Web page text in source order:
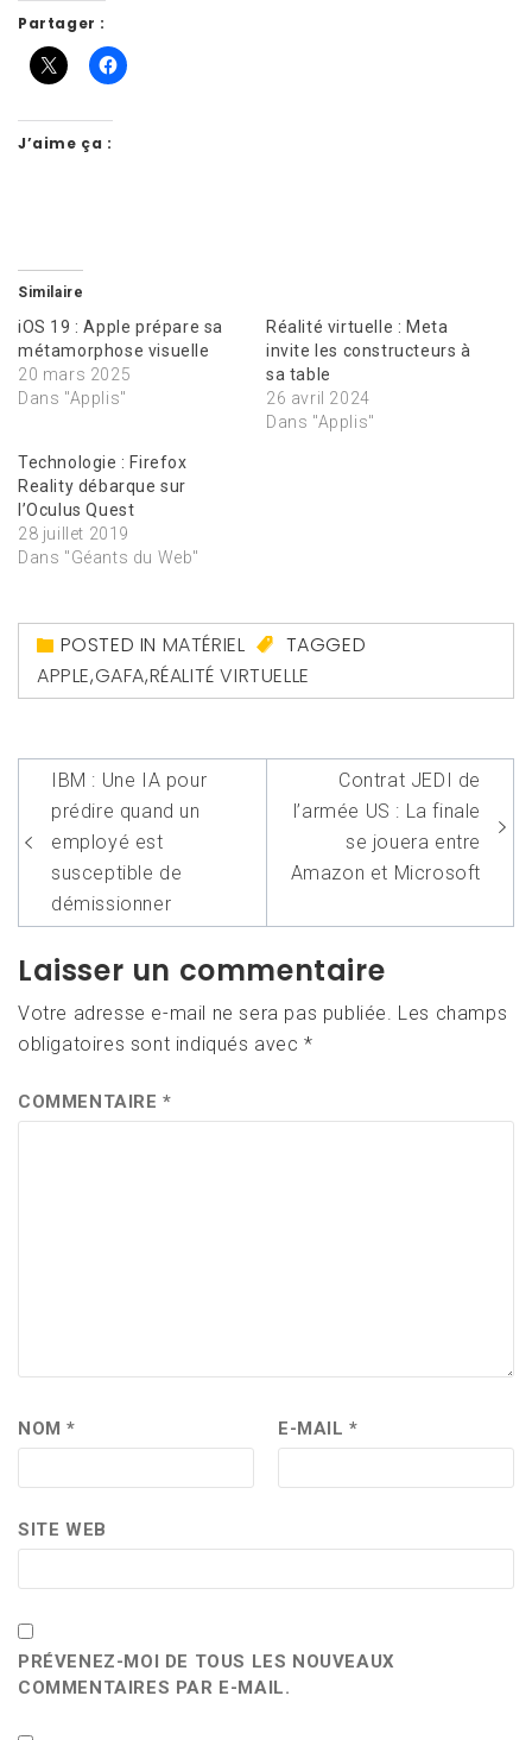
Partager :
J’aime ça :
Similaire
iOS 19 : Apple prépare sa
métamorphose visuelle
20 mars 2025
Dans "Applis"
Réalité virtuelle : Meta
invite les constructeurs à
sa table
26 avril 2024
Dans "Applis"
Technologie : Firefox
Reality débarque sur
l’Oculus Quest
28 juillet 2019
Dans "Géants du Web"
POSTED IN MATÉRIEL
TAGGED
APPLE,GAFA,RÉALITÉ VIRTUELLE
Navigation
de
l’article
IBM : Une IA pour
prédire quand un
employé est
susceptible de
démissionner
Contrat JEDI de
l’armée US : La finale
se jouera entre
Amazon et Microsoft
Laisser un commentaire
Votre adresse e-mail ne sera pas publiée. Les champs
obligatoires sont indiqués avec*
COMMENTAIRE*
NOM* E-MAIL*
SITE WEB
PRÉVENEZ-MOI DE TOUS LES NOUVEAUX
COMMENTAIRES PAR E-MAIL.